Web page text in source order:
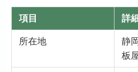
項目 詳
所在地
静
板